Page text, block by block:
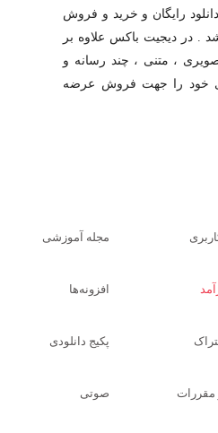
رایگان و خرید و فروش
. در دیجیت باکس علاوه بر
، متنی ، چند رسانه و
خود را جهت فروش عرضه
مقررات
مجله آموزشی
افزونه‌ها
پکیج دانلودی
صوتی